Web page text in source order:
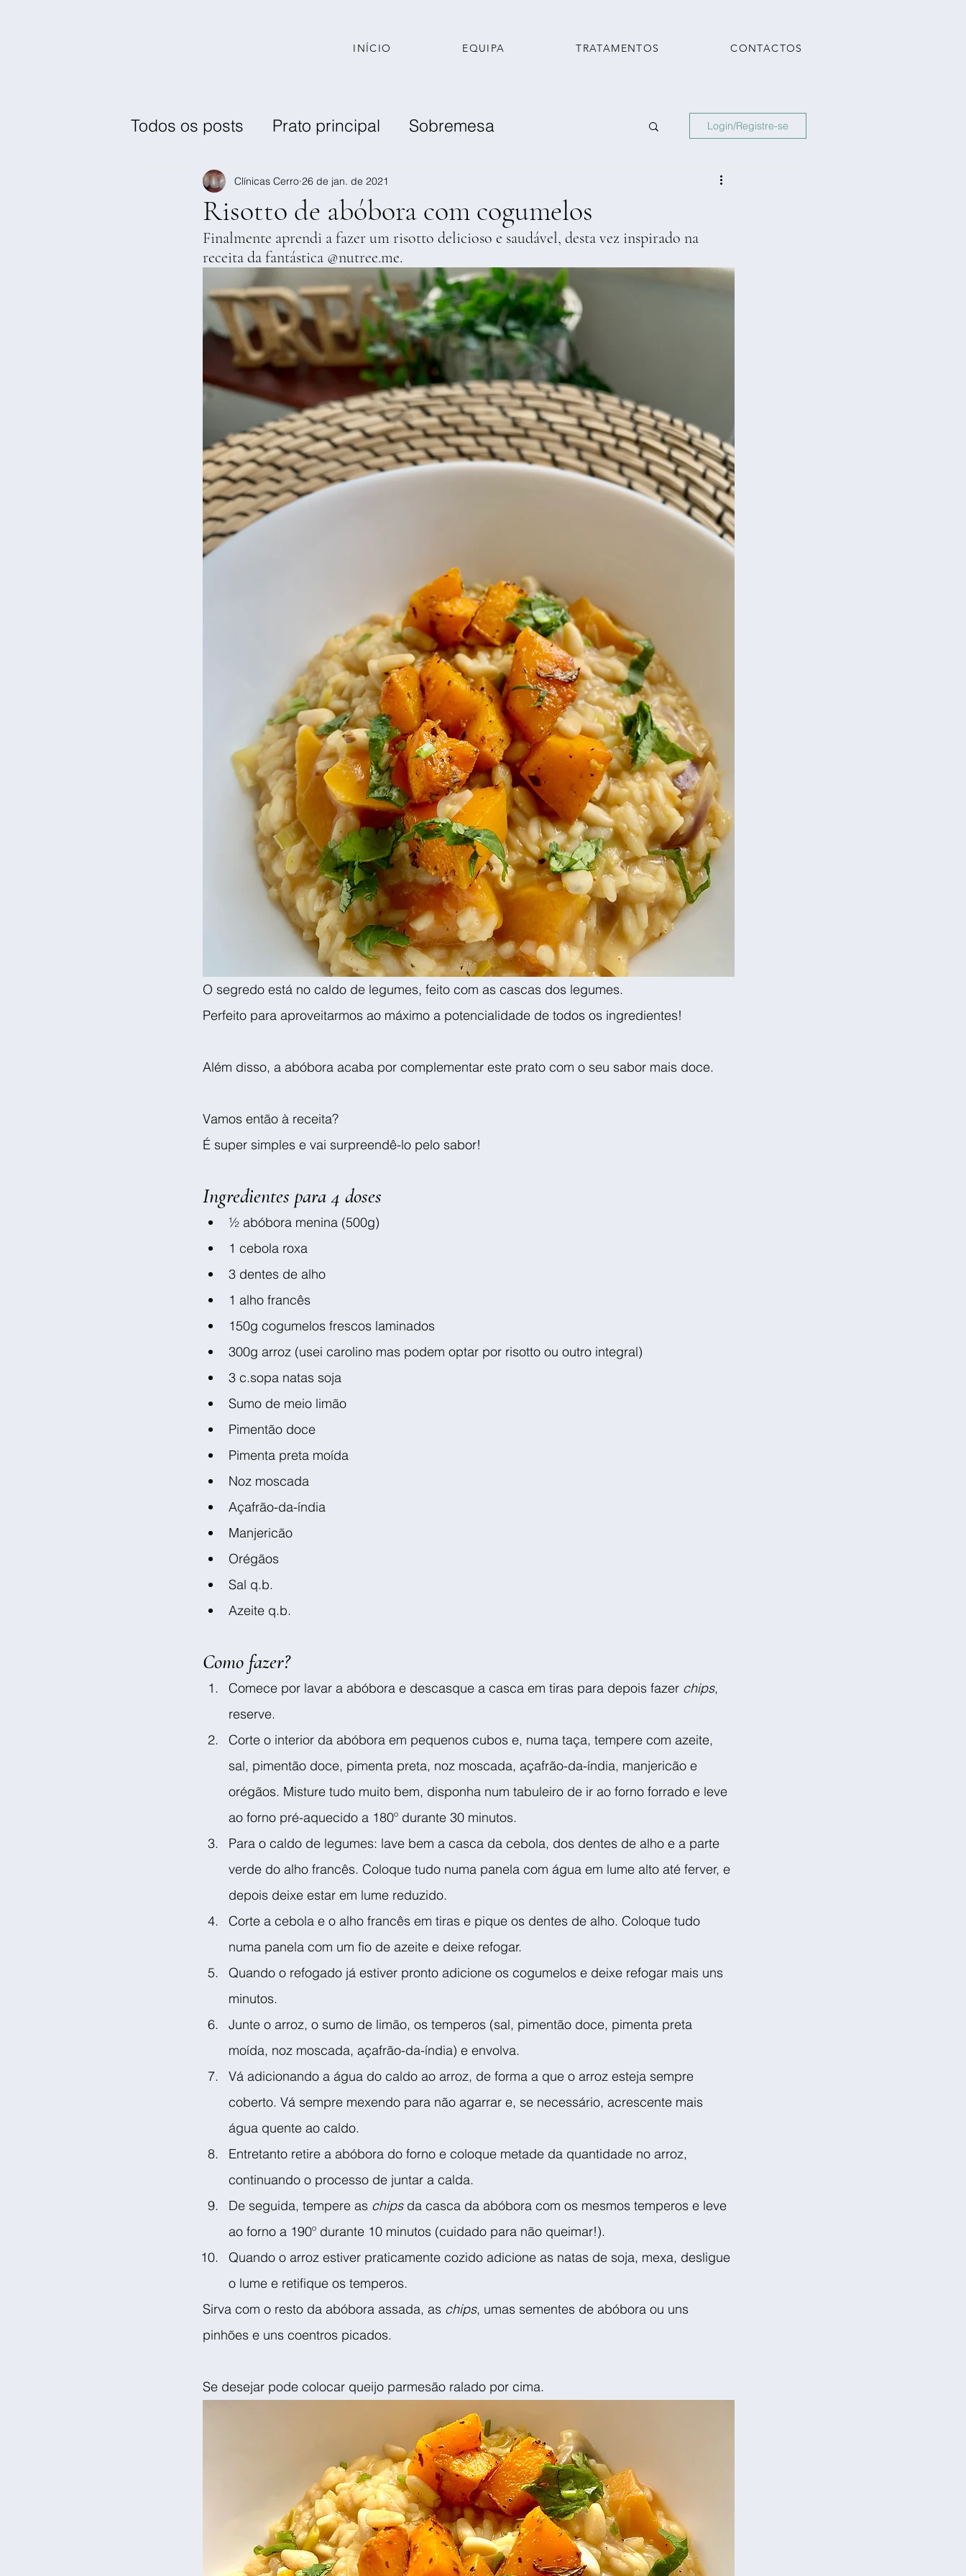
INÍCIO EQUIPA TRATAMENTOS CONTACTOS
Todos os posts Prato principal Sobremesa
Pequeno-almoço / Lanche
Login/Registre-se
Risotto de abóbora com cogumelos
Clínicas Cerro 26 de jan. de 2021
Finalmente aprendi a fazer um risotto delicioso e saudável, desta vez inspirado na
receita da fantástica @nutree.me.
O segredo está no caldo de legumes, feito com as cascas dos legumes.
Perfeito para aproveitarmos ao máximo a potencialidade de todos os ingredientes!
Além disso, a abóbora acaba por complementar este prato com o seu sabor mais doce.
Vamos então à receita?
É super simples e vai surpreendê-lo pelo sabor!
Ingredientes para 4 doses
½ abóbora menina (500g)
1 cebola roxa
3 dentes de alho
1 alho francês
150g cogumelos frescos laminados
300g arroz (usei carolino mas podem optar por risotto ou outro integral)
3 c.sopa natas soja
Sumo de meio limão
Pimentão doce
Pimenta preta moída
Noz moscada
Açafrão-da-índia
Manjericão
Orégãos
Sal q.b.
Azeite q.b.
Como fazer?
Comece por lavar a abóbora e descasque a casca em tiras para depois fazer chips,
reserve.
Corte o interior da abóbora em pequenos cubos e, numa taça, tempere com azeite,
sal, pimentão doce, pimenta preta, noz moscada, açafrão-da-índia, manjericão e
orégãos. Misture tudo muito bem, disponha num tabuleiro de ir ao forno forrado e leve
ao forno pré-aquecido a 180º durante 30 minutos.
Para o caldo de legumes: lave bem a casca da cebola, dos dentes de alho e a parte
verde do alho francês. Coloque tudo numa panela com água em lume alto até ferver, e
depois deixe estar em lume reduzido.
Corte a cebola e o alho francês em tiras e pique os dentes de alho. Coloque tudo
numa panela com um fio de azeite e deixe refogar.
Quando o refogado já estiver pronto adicione os cogumelos e deixe refogar mais uns
minutos.
Junte o arroz, o sumo de limão, os temperos (sal, pimentão doce, pimenta preta
moída, noz moscada, açafrão-da-índia) e envolva.
Vá adicionando a água do caldo ao arroz, de forma a que o arroz esteja sempre
coberto. Vá sempre mexendo para não agarrar e, se necessário, acrescente mais
água quente ao caldo.
Entretanto retire a abóbora do forno e coloque metade da quantidade no arroz,
continuando o processo de juntar a calda.
De seguida, tempere as chips da casca da abóbora com os mesmos temperos e leve
ao forno a 190º durante 10 minutos (cuidado para não queimar!).
Quando o arroz estiver praticamente cozido adicione as natas de soja, mexa, desligue
o lume e retifique os temperos.
Sirva com o resto da abóbora assada, as chips, umas sementes de abóbora ou uns
pinhões e uns coentros picados.
Se desejar pode colocar queijo parmesão ralado por cima.